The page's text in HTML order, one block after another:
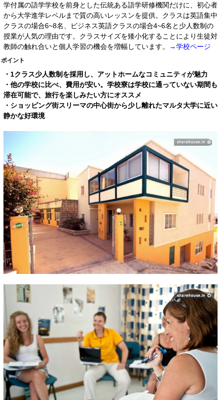
学付属の語学学校を前身とした伝統ある語学研修機関だけに、初心者
から大学進学レベルまで質の高いレッスンを提供。クラスは英語集中
クラスの場合6~8名、ビジネス英語クラスの場合4~6名と少人数制の
授業が人気の理由です。クラスサイズを矮小化することにより生徒対
教師の触れ合いと個人学習の機会を増幅しています。
→学校ページ
ポイント
・1クラス少人数制を採用し、アットホームなコミュニティが魅力
・他の学校に比べ、費用が安い。学校寮は学校に通っていない期間も
滞在可能で、旅行を楽しみたい方にオススメ
・ショッピング街スリーマの中心街から少し離れたマルタ大学に近い
静かな好環境